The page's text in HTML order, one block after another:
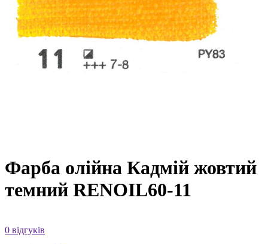
Фарба олійна Кадмій жовтий
темний RENOIL60-11
0 відгуків